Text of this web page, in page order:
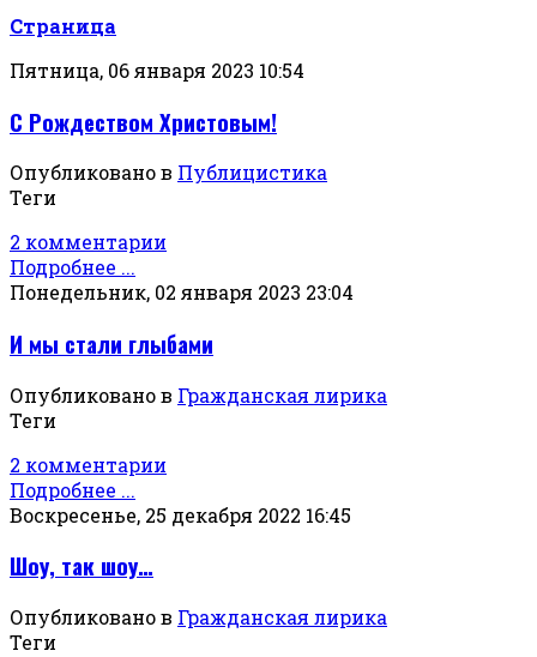
Страница
Пятница, 06 января 2023 10:54
С Рождеством Христовым!
Опубликовано в Публицистика
Теги
2 комментарии
Подробнее ...
Понедельник, 02 января 2023 23:04
И мы стали глыбами
Опубликовано в Гражданская лирика
Теги
2 комментарии
Подробнее ...
Воскресенье, 25 декабря 2022 16:45
Шоу, так шоу…
Опубликовано в Гражданская лирика
Теги